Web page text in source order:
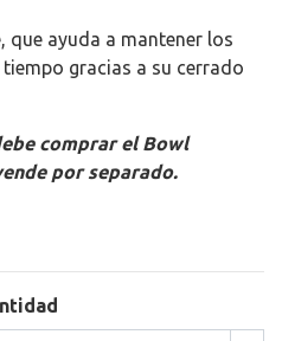
que ayuda a mantener los
gracias a su cerrado
comprar el Bowl
por separado.